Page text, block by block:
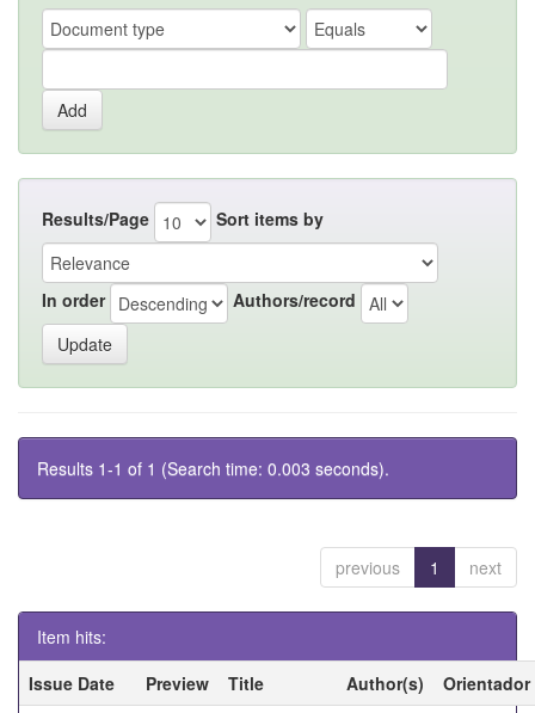
Results/Page Sort items by
In order Authors/record
Results 1-1 of 1 (Search time: 0.003 seconds).
previous 1 next
Item hits:
Issue Date
Preview Title Author(s)
Orientador